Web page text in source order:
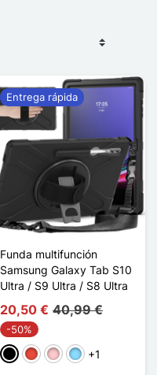
Funda multifunción
Samsung Galaxy Tab S10
Ultra / S9 Ultra / S8 Ultra
20,50 € 40,99 €
-50%
NegroRojoRosaAzul claro
+1
Entrega rápida